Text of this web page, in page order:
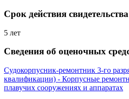
Срок действия
5 лет
Сведения об оценочных
Судокорпусник-ремонтник 3-го
квалификации) - Корпусные
плавучих сооружениях и аппаратах